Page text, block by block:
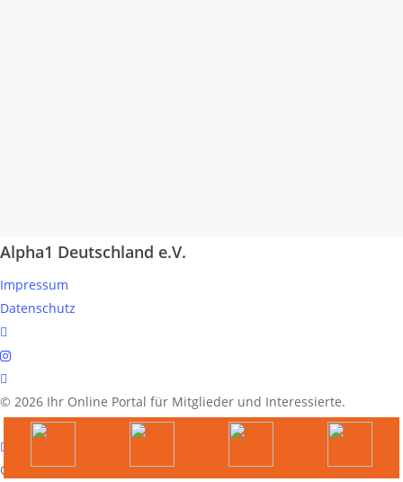
Alpha1 Deutschland e.V.
Impressum
Datenschutz
linkedin
instagram
spotify
© 2026 Ihr Online Portal für Mitglieder und Interessierte.
German